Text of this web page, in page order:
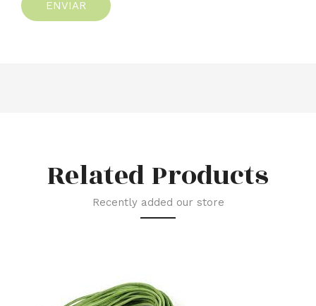
Related Products
Recently added our store